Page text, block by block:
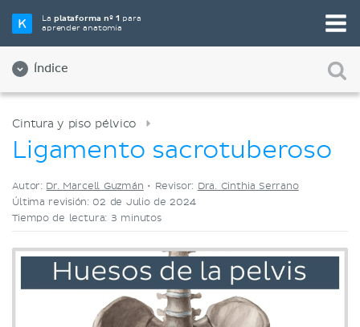
Laplataforma nº 1 para
aprender anatomía
Índice
Elige tu herramienta de estudio favorita
Videos
Cintura y piso pélvico
Ligamento sacrotuberoso
Autor: Dr. Marcell Guzmán • Revisor: Dra. Cinthia Serrano
Última revisión: 02 de Julio de 2024
Tiempo de lectura: 3 minutos